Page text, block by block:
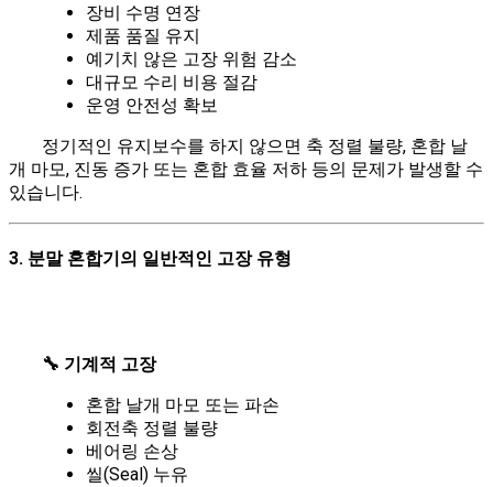
장비 수명 연장
제품 품질 유지
예기치 않은 고장 위험 감소
대규모 수리 비용 절감
운영 안전성 확보
정기적인 유지보수를 하지 않으면 축 정렬 불량, 혼합 날
개 마모, 진동 증가 또는 혼합 효율 저하 등의 문제가 발생할 수
있습니다.
3. 분말 혼합기의 일반적인 고장 유형
🔧 기계적 고장
혼합 날개 마모 또는 파손
회전축 정렬 불량
베어링 손상
씰(Seal) 누유